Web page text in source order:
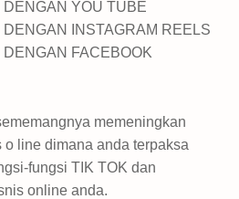
YOU TUBE
INSTAGRAM REELS
FACEBOOK
memeningkan
line dimana anda terpaksa
fungsi TIK TOK dan
online anda.